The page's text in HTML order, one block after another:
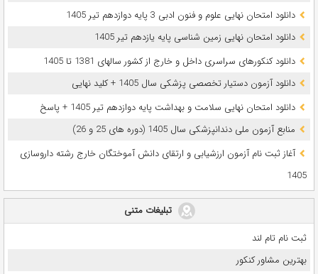
دانلود امتحان نهایی علوم و فنون ادبی 3 پایه دوازدهم تیر 1405
دانلود امتحان نهایی زمین شناسی پایه یازدهم تیر 1405
دانلود کنکورهای سراسری داخل و خارج از کشور سالهای 1381 تا 1405
دانلود آزمون دستیار تخصصی پزشکی سال 1405 + کلید نهایی
دانلود امتحان نهایی سلامت و بهداشت پایه دوازدهم تیر 1405 + پاسخ
ﻣﻨﺎﺑﻊ آزﻣﻮن ﻣﻠﯽ دندانپزشکی سال 1405 (دوره های 25 و 26)
آغاز ثبت نام آزمون‌ ارزشیابی و ارتقای دانش آموختگان خارج رشته داروسازی
1405
تبلیغات متنی
ثبت نام تام لند
بهترین مشاور کنکور